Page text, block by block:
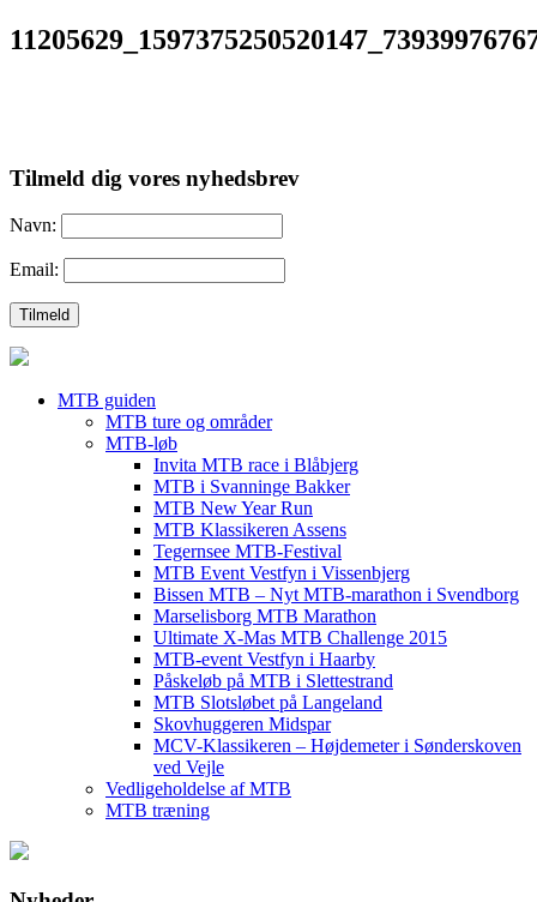
Tilmeld dig vores nyhedsbrev
Navn:
Email:
MTB guiden
MTB ture og områder
MTB-løb
Invita MTB race i Blåbjerg
MTB i Svanninge Bakker
MTB New Year Run
MTB Klassikeren Assens
Tegernsee MTB-Festival
MTB Event Vestfyn i Vissenbjerg
Bissen MTB – Nyt MTB-marathon i Svendborg
Marselisborg MTB Marathon
Ultimate X-Mas MTB Challenge 2015
MTB-event Vestfyn i Haarby
Påskeløb på MTB i Slettestrand
MTB Slotsløbet på Langeland
Skovhuggeren Midspar
MCV-Klassikeren – Højdemeter i Sønderskoven
ved Vejle
Vedligeholdelse af MTB
MTB træning